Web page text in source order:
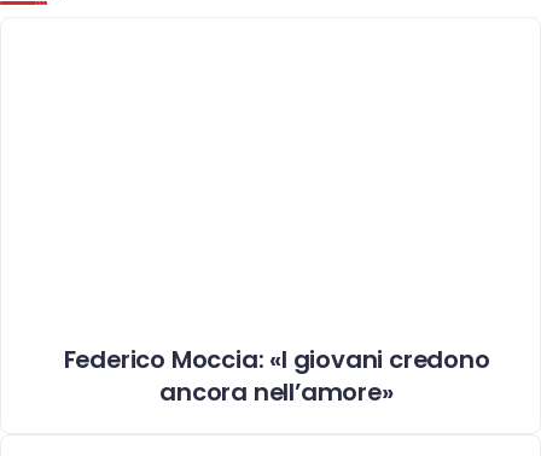
Federico Moccia: «I giovani credono
ancora nell’amore»